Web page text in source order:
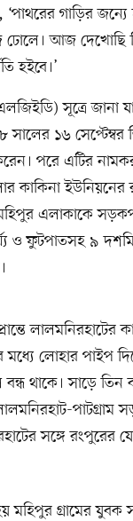
গাড়ির জন্যে
ঢোলে। আজ দেখোছি
হইবে।’
সূত্রে জানা
১৬ সেপ্টেম্বর
পরে এটির
কাকিনা ইউনিয়নের
এলাকাকে
ও ফুটপাতসহ ৯
লালমনিরহাটের
লোহার পাইপ
বন্ধ থাকে। সাড়ে
পাটগ্রাম
সঙ্গে রংপুরের
হয় মহিপুর গ্রামের